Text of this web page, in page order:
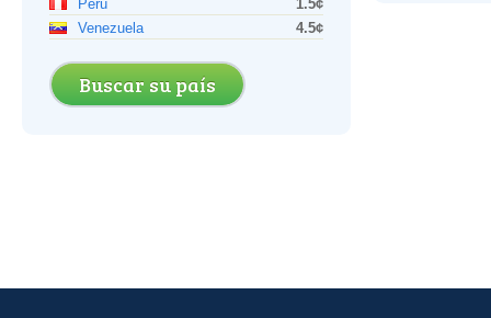
Perú
1.5¢
Venezuela
4.5¢
Buscar su país